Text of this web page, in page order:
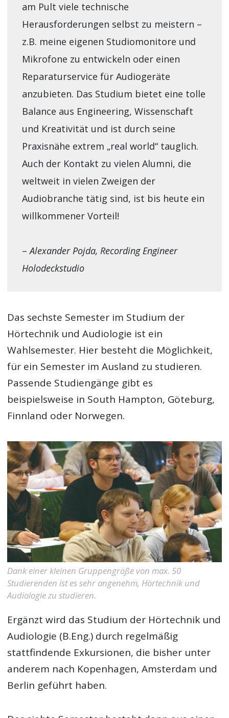
am Pult viele technische
Herausforderungen selbst zu meistern –
z.B. meine eigenen Studiomonitore und
Mikrofone zu entwickeln oder einen
Reparaturservice für Audiogeräte
anzubieten. Das Studium bietet eine tolle
Balance aus Engineering, Wissenschaft
und Kreativität und ist durch seine
Praxisnähe extrem „real world“ tauglich.
Auch der Kontakt zu vielen Alumni, die
weltweit in vielen Zweigen der
Audiobranche tätig sind, ist bis heute ein
willkommener Vorteil!
–Alexander Pojda, Recording Engineer
Holodeckstudio
Das sechste Semester im Studium der
Hörtechnik und Audiologie ist ein
Wahlsemester. Hier besteht die Möglichkeit,
für ein Semester im Ausland zu studieren.
Passende Studiengänge gibt es
beispielsweise in South Hampton, Göteburg,
Finnland oder Norwegen.
Dank einer kleinen Gruppengröße von max. 50
Studierenden ist es sehr angenehm, Hörtechnik und
Audiologie zu studieren.
Ergänzt wird das Studium der Hörtechnik und
Audiologie (B.Eng.) durch regelmäßig
stattfindende Exkursionen, die bisher unter
anderem nach Kopenhagen, Amsterdam und
Berlin geführt haben.